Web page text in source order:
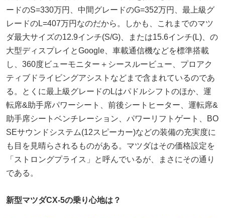
ードのS=330万円、中間グレードのG=352万円、最上級グ
レードのL=407万円なのだから。しかも、これまでのマツ
ダ最大サイズの12.9インチ(S/G)、または15.6インチ(L)、の
大型ディスプレイとGoogle、車載通信機などを標準搭載
し、360度ビューモニター＋シースルービュー、プロアク
ティブドライビングアシストなどまで含まれているのであ
る。とくに最上級グレードのLはパドルシフトのほか、運
転席&助手席パワーシート、前後シートヒーター、運転席&
助手席シートベンチレーション、パワーリフトゲート、BO
SEサウンドシステム(12スピーカー)などの装備の充実度に
も目を見晴らされるものがある。マツダはその価格設定を
「ストロングプライス」と呼んでいるが、まさにその通り
である。
新型マツダCX-5の乗り心地は？